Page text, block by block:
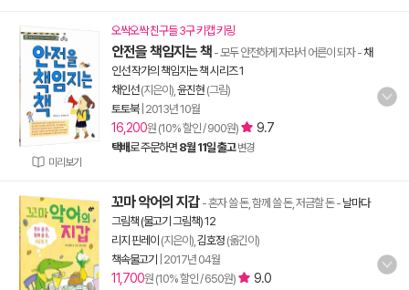
미리보기
오싹오싹 친구들 3구 키캡 키링
안전을 책임지는 책 - 모두 안전하게 자라서 어른이 되자-채
인선 작가의 책임지는 책 시리즈 1
채인선(지은이), 윤진현 (그림)
토토북| 2013년 10월
16,200원 (10% 할인 / 900원) 9.7
택배로 주문하면 8월 11일 출고 변경
꼬마 악어의 지갑 - 혼자 쓸 돈, 함께 쓸 돈, 저금할 돈- 날마다
그림책 (물고기 그림책) 12
리지 핀레이 (지은이), 김호정 (옮긴이)
책속물고기
2017년 04월
11,700원 (10% 할인 / 650원) 9.0